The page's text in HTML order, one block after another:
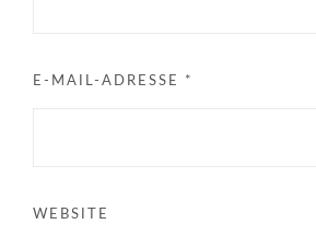
E-MAIL-ADRESSE *
WEBSITE